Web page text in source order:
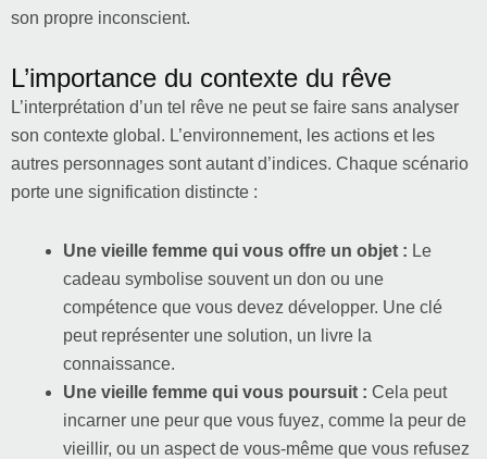
son propre inconscient.
L’importance du contexte du rêve
L’interprétation d’un tel rêve ne peut se faire sans analyser
son contexte global. L’environnement, les actions et les
autres personnages sont autant d’indices. Chaque scénario
porte une signification distincte :
Une vieille femme qui vous offre un objet : Le
cadeau symbolise souvent un don ou une
compétence que vous devez développer. Une clé
peut représenter une solution, un livre la
connaissance.
Une vieille femme qui vous poursuit : Cela peut
incarner une peur que vous fuyez, comme la peur de
vieillir, ou un aspect de vous-même que vous refusez